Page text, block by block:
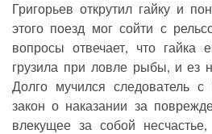
Григорьев открутил гайку и
этого поезд мог сойти с
вопросы отвечает, что гайка
грузила при ловле рыбы, и ез
Долго мучился следователь
закон о наказании за
влекущее за собой